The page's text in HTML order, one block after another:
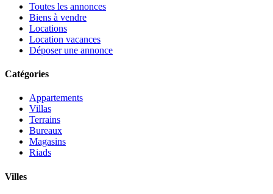
Toutes les annonces
Biens à vendre
Locations
Location vacances
Déposer une annonce
Catégories
Appartements
Villas
Terrains
Bureaux
Magasins
Riads
Villes